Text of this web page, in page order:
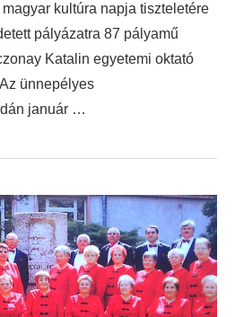
kultúra napja tiszteletére
pályázatra 87 pályamű
Katalin egyetemi oktató
ünnepélyes
január …